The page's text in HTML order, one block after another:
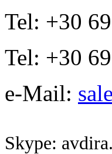
Tel: +30
Tel: +30
e-Mail:
Skype: